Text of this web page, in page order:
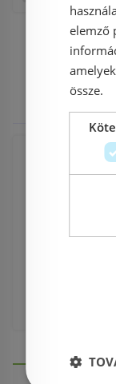
Savini
elemző
össze.